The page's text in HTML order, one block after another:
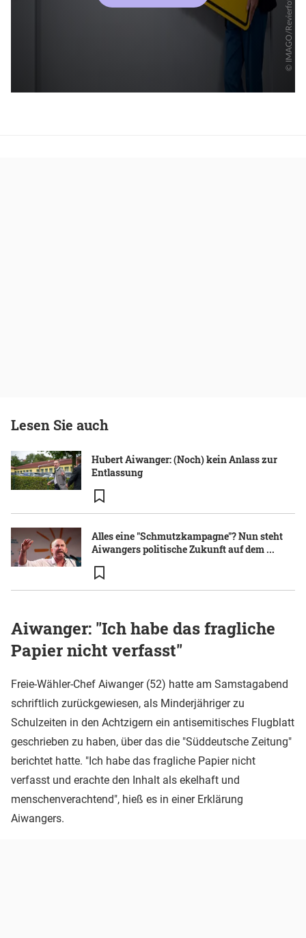
Lesen Sie auch
Hubert Aiwanger: (Noch) kein Anlass zur
Entlassung
Alles eine "Schmutzkampagne"? Nun steht
Aiwangers politische Zukunft auf dem ...
Aiwanger: "Ich habe das fragliche
Papier nicht verfasst"
Freie-Wähler-Chef Aiwanger (52) hatte am Samstagabend
schriftlich zurückgewiesen, als Minderjähriger zu
Schulzeiten in den Achtzigern ein antisemitisches Flugblatt
geschrieben zu haben, über das die "Süddeutsche Zeitung"
berichtet hatte. "Ich habe das fragliche Papier nicht
verfasst und erachte den Inhalt als ekelhaft und
menschenverachtend", hieß es in einer Erklärung
Aiwangers.